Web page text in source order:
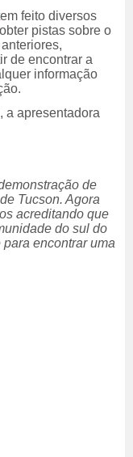
feito diversos
pistas sobre o
de encontrar a
informação
a apresentadora
de
Tucson. Agora
acreditando que
do sul do
encontrar uma